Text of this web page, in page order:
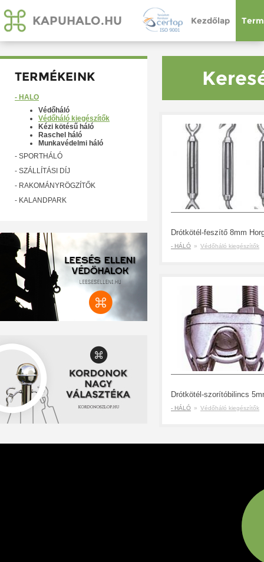
KAPUHALO.HU Kezdőlap
TERMÉKEINK
- HÁLÓ
Védőháló
Védőháló kiegészítők
Kézi kötésű háló
Raschel háló
Munkavédelmi háló
- SPORTHÁLÓ
- SZÁLLÍTÁSI DÍJ
- RAKOMÁNYRÖGZÍTŐK
- KALANDPARK
- HÁLÓ » Védőháló kiegészítők
- HÁLÓ » Védőháló kiegészítők